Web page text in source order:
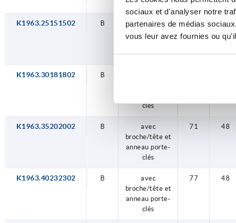
sociaux et d'analyser notre
partenaires de médias
vous leur avez fournies ou
fixation
K1963.25151502 B
avec
broche/tête et
clés
52 48
K1963.30181802 B
clés
K1963.35202002 B
avec
broche/tête et
anneau porte-
clés
71 48
K1963.40232302 B
avec
broche/tête et
anneau porte-
clés
77 48